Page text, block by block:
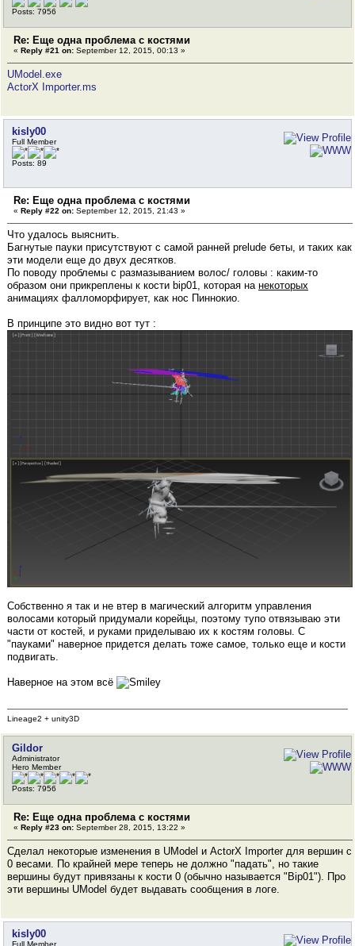
Posts: 7956
Re: Еще одна проблема с костями
« Reply #21 on: September 12, 2015, 00:13 »
UModel.exe
ActorX Importer.ms
kisly00
Full Member
Posts: 89
Re: Еще одна проблема с костями
« Reply #22 on: September 12, 2015, 21:43 »
Что удалось выяснить.
Багнутые пауки присутствуют с самой ранней prelude беты, и таких как
эти модели еще до двух десятков.
По поводу проблемы с размазыванием волос/ головы : каким-то
образом они прикреплены к кости bip01, которая на некоторых
анимациях фалломорфирует, как нос Пиннокио.
В принципе это видно вот тут :
Собственно я так и не втер в магический алгоритм управления
волосами который придумали корейцы, поэтому тупо отвязываю эти
части от костей, и руками приделываю их к костям головы. С
"пауками" наверное придется делать тоже самое, только еще и кости
подвигать.
Наверное на этом всё
Lineage2 + unity3D
Gildor
Administrator
Hero Member
Posts: 7956
Re: Еще одна проблема с костями
« Reply #23 on: September 28, 2015, 13:22 »
Сделал некоторые изменения в UModel и ActorX Importer для вершин с
0 весами. По крайней мере теперь не должно "падать", но такие
вершины будут привязаны к кости 0 (обычно называется "Bip01"). Про
эти вершины UModel будет выдавать сообщения в логе.
kisly00
Full Member